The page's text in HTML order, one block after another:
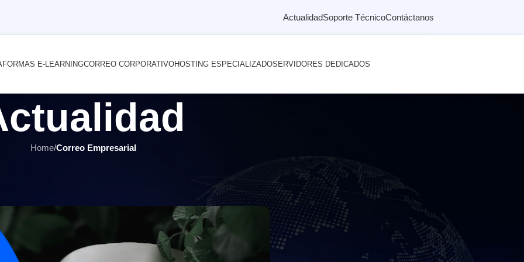
ActualidadSoporte TécnicoContáctanos
E-LEARNINGCORREO CORPORATIVOHOSTING ESPECIALIZADOSERVIDORES DEDICADOS
Home/Correo Empresarial
en un servidor de correo empresarial
el 6 septiembre, 2021